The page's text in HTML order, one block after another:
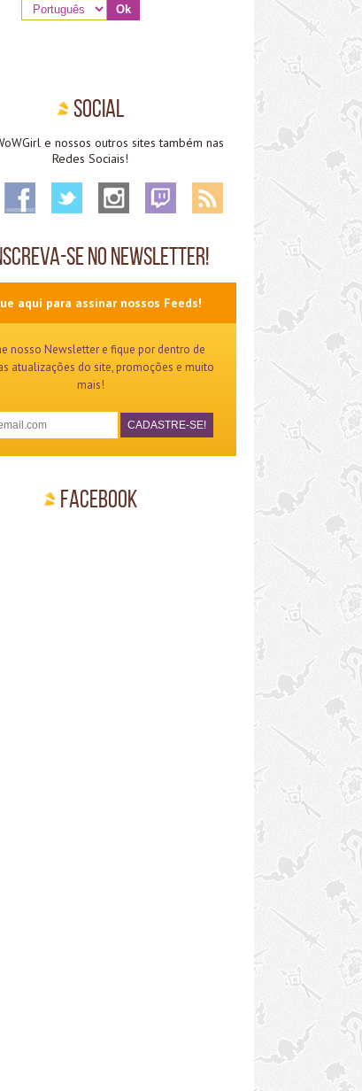
Social
e nossos outros sites também nas
Redes Sociais!
se no Newsletter!
aqui para assinar nossos Feeds!
nosso Newsletter e fique por dentro de
atualizações do site, promoções e muito
mais!
Facebook